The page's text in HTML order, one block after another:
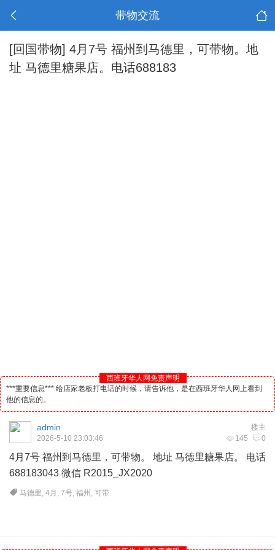
带物交流
[回国带物] 4月7号 福州到马德里，可带物。地
址 马德里糖果店。电话688183
西班牙华人网免责声明
***重要信息*** 给店家老板打电话的时候，请告诉他，是在西班牙华人网上看到
他的信息的。
楼主
admin
145 0
2026-5-10 23:03:46
4月7号 福州到 马德里 ，可带物。 地址 马德里糖果店。 电话
688183043 微信 R2015_JX2020
马德里 ,4月 ,7号,福州 ,可带